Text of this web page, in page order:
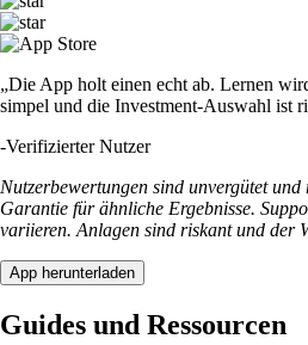
„Die App holt einen echt ab. Lernen
simpel und die Investment-Auswahl ist
-Verifizierter Nutzer
Nutzerbewertungen sind unvergütet
Garantie für ähnliche Ergebnisse.
variieren. Anlagen sind riskant und der
App herunterladen
Guides und Ressourcen